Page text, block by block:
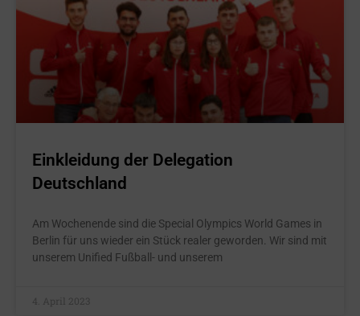
Einkleidung der Delegation
Deutschland
Am Wochenende sind die Special Olympics World Games in
Berlin für uns wieder ein Stück realer geworden. Wir sind mit
unserem Unified Fußball- und unserem
4. April 2023